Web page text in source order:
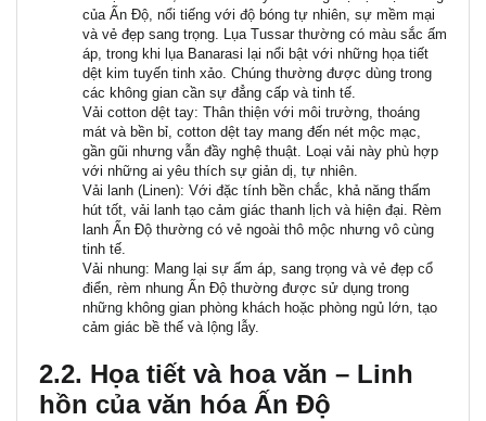
của Ấn Độ, nổi tiếng với độ bóng tự nhiên, sự mềm mại
và vẻ đẹp sang trọng. Lụa Tussar thường có màu sắc ấm
áp, trong khi lụa Banarasi lại nổi bật với những họa tiết
dệt kim tuyến tinh xảo. Chúng thường được dùng trong
các không gian cần sự đẳng cấp và tinh tế.
Vải cotton dệt tay: Thân thiện với môi trường, thoáng
mát và bền bỉ, cotton dệt tay mang đến nét mộc mạc,
gần gũi nhưng vẫn đầy nghệ thuật. Loại vải này phù hợp
với những ai yêu thích sự giản dị, tự nhiên.
Vải lanh (Linen): Với đặc tính bền chắc, khả năng thấm
hút tốt, vải lanh tạo cảm giác thanh lịch và hiện đại. Rèm
lanh Ấn Độ thường có vẻ ngoài thô mộc nhưng vô cùng
tinh tế.
Vải nhung: Mang lại sự ấm áp, sang trọng và vẻ đẹp cổ
điển, rèm nhung Ấn Độ thường được sử dụng trong
những không gian phòng khách hoặc phòng ngủ lớn, tạo
cảm giác bề thế và lộng lẫy.
2.2. Họa tiết và hoa văn – Linh
hồn của văn hóa Ấn Độ